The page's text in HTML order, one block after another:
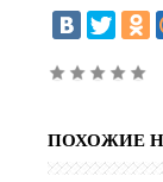
ПОХОЖИЕ